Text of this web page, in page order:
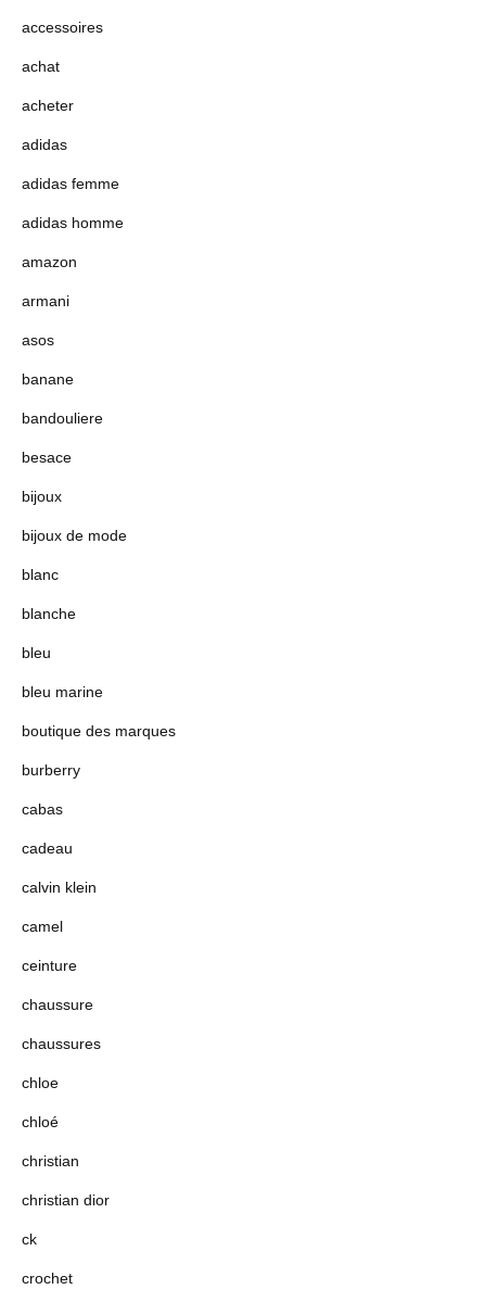
accessoires
achat
acheter
adidas
adidas femme
adidas homme
amazon
armani
asos
banane
bandouliere
besace
bijoux
bijoux de mode
blanc
blanche
bleu
bleu marine
boutique des marques
burberry
cabas
cadeau
calvin klein
camel
ceinture
chaussure
chaussures
chloe
chloé
christian
christian dior
ck
crochet